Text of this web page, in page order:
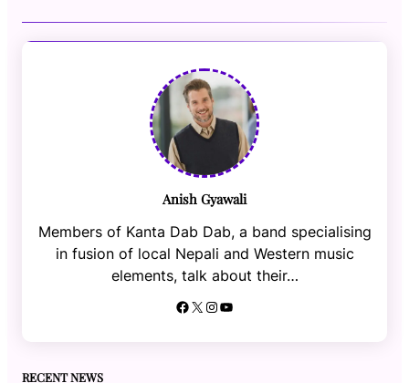
Anish Gyawali
Members of Kanta Dab Dab, a band specialising
in fusion of local Nepali and Western music
elements, talk about their…
Facebook X Instagram YouTube
RECENT NEWS